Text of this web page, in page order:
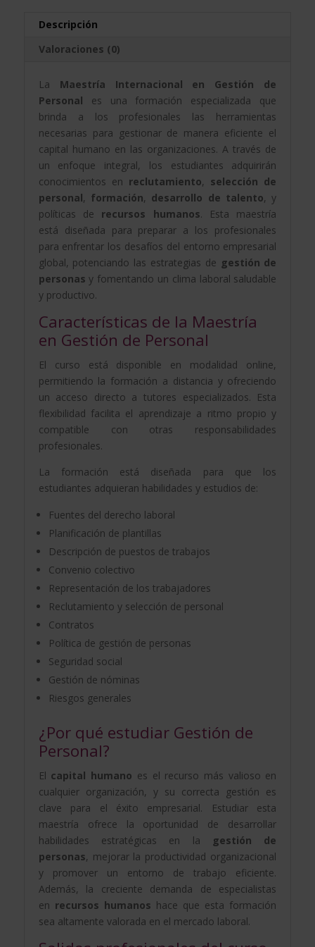
Descripción
Valoraciones (0)
La Maestría Internacional en Gestión de
Personal es una formación especializada que
brinda a los profesionales las herramientas
necesarias para gestionar de manera eficiente el
capital humano en las organizaciones. A través de
un enfoque integral, los estudiantes adquirirán
conocimientos en reclutamiento, selección de
personal, formación, desarrollo de talento, y
políticas de recursos humanos. Esta maestría
está diseñada para preparar a los profesionales
para enfrentar los desafíos del entorno empresarial
global, potenciando las estrategias de gestión de
personas y fomentando un clima laboral saludable
y productivo.
Características de la Maestría
en Gestión de Personal
El curso está disponible en modalidad online,
permitiendo la formación a distancia y ofreciendo
un acceso directo a tutores especializados. Esta
flexibilidad facilita el aprendizaje a ritmo propio y
compatible con otras responsabilidades
profesionales.
La formación está diseñada para que los
estudiantes adquieran habilidades y estudios de:
Fuentes del derecho laboral
Planificación de plantillas
Descripción de puestos de trabajos
Convenio colectivo
Representación de los trabajadores
Reclutamiento y selección de personal
Contratos
Política de gestión de personas
Seguridad social
Gestión de nóminas
Riesgos generales
¿Por qué estudiar Gestión de
Personal?
El capital humano es el recurso más valioso en
cualquier organización, y su correcta gestión es
clave para el éxito empresarial. Estudiar esta
maestría ofrece la oportunidad de desarrollar
habilidades estratégicas en la
gestión de
personas, mejorar la productividad organizacional
y promover un entorno de trabajo eficiente.
Además, la creciente demanda de especialistas
en recursos humanos hace que esta formación
sea altamente valorada en el mercado laboral.